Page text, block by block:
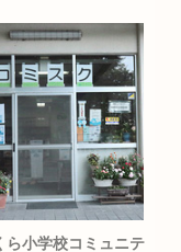
ら小学校コミュニテ